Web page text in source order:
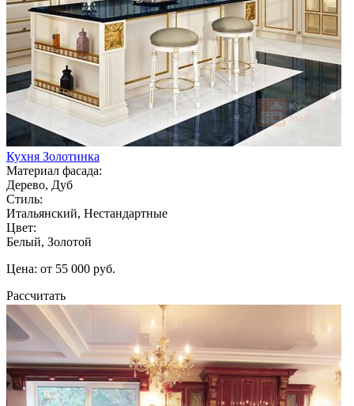
Кухня Золотинка
Материал фасада:
Дерево, Дуб
Стиль:
Итальянский, Нестандартные
Цвет:
Белый, Золотой
Цена: от 55 000 руб.
Рассчитать